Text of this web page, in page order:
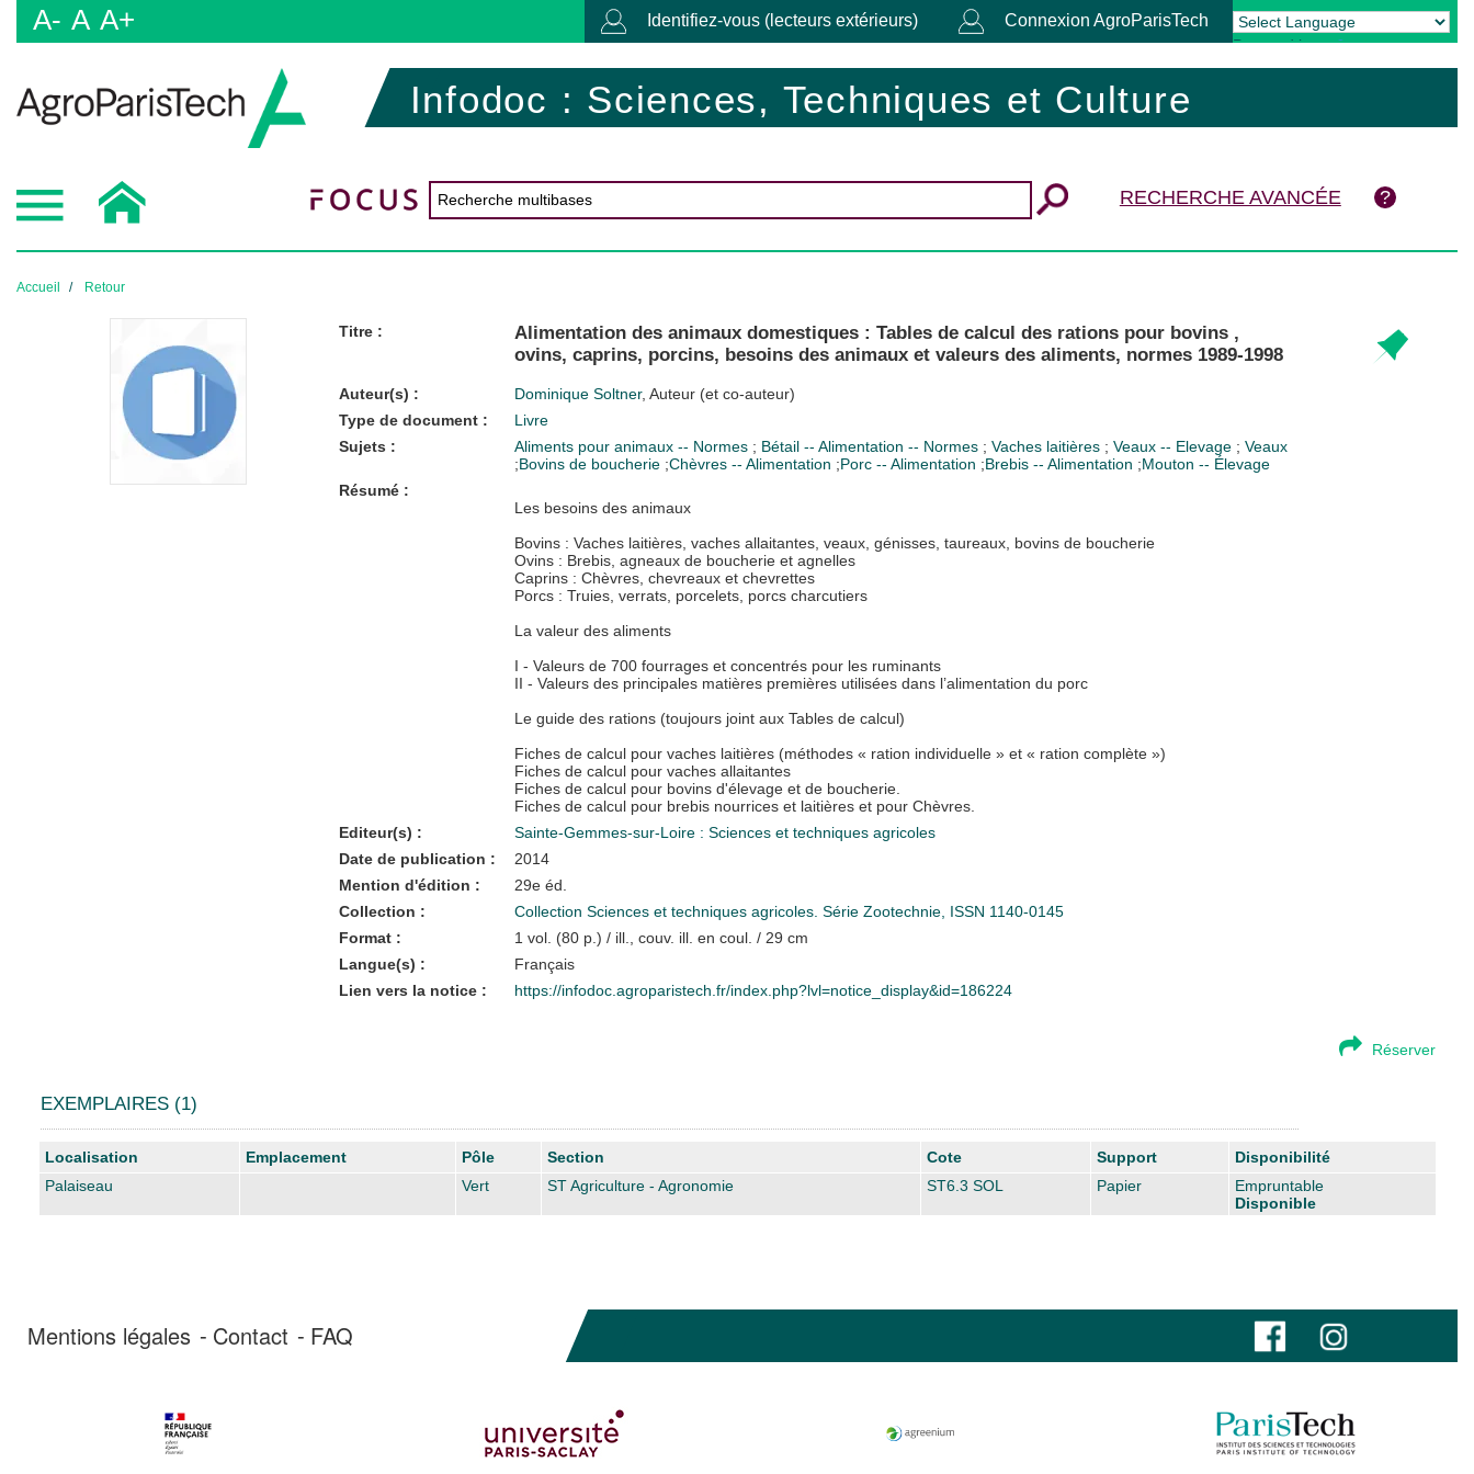
A- A A+ Identifiez-vous (lecteurs extérieurs) Connexion AgroParisTech
Powered by Translate
Infodoc : Sciences, Techniques et Culture
RECHERCHE AVANCÉE
Accueil Retour
Titre :
Alimentation des animaux domestiques : Tables de calcul des rations pour bovins ,
ovins, caprins, porcins, besoins des animaux et valeurs des aliments, normes 1989-1998
Auteur(s) : Dominique Soltner, Auteur (et co-auteur)
Type de document :
Livre
Sujets :
Aliments pour animaux -- Normes ; Bétail -- Alimentation -- Normes ; Vaches laitières ; Veaux -- Elevage ; Veaux
;Bovins de boucherie ;Chèvres -- Alimentation ;Porc -- Alimentation ;Brebis -- Alimentation ;Mouton -- Élevage
Résumé :
Les besoins des animaux
Bovins : Vaches laitières, vaches allaitantes, veaux, génisses, taureaux, bovins de boucherie
Ovins : Brebis, agneaux de boucherie et agnelles
Caprins : Chèvres, chevreaux et chevrettes
Porcs : Truies, verrats, porcelets, porcs charcutiers
La valeur des aliments
I - Valeurs de 700 fourrages et concentrés pour les ruminants
II - Valeurs des principales matières premières utilisées dans l’alimentation du porc
Le guide des rations (toujours joint aux Tables de calcul)
Fiches de calcul pour vaches laitières (méthodes « ration individuelle » et « ration complète »)
Fiches de calcul pour vaches allaitantes
Fiches de calcul pour bovins d'élevage et de boucherie.
Fiches de calcul pour brebis nourrices et laitières et pour Chèvres.
Editeur(s) :
Sainte-Gemmes-sur-Loire : Sciences et techniques agricoles
Date de publication :
2014
Mention d'édition :
29e éd.
Collection :
Collection Sciences et techniques agricoles. Série Zootechnie, ISSN 1140-0145
Format :
1 vol. (80 p.) / ill., couv. ill. en coul. / 29 cm
Langue(s) :
Français
Lien vers la notice :
https://infodoc.agroparistech.fr/index.php?lvl=notice_display&id=186224
Réserver
EXEMPLAIRES (1)
Liste des exemplaires
Localisation Emplacement Pôle Section Cote Support
Disponibilité
Palaiseau
Vert ST Agriculture - Agronomie ST6.3 SOL Papier
Empruntable
Disponible
Mentions légales Contact FAQ